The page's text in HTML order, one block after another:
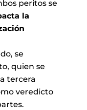
peritos se
la
se
quien se
tercera
veredicto